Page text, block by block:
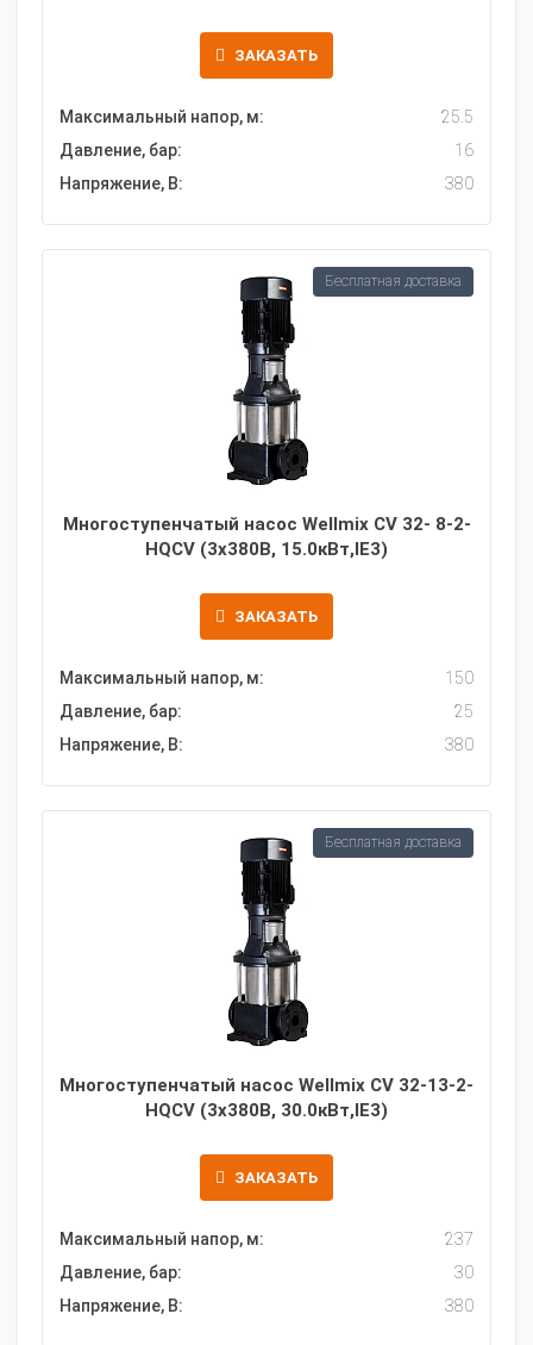
ЗАКАЗАТЬ
Максимальный напор, м:
25.5
Давление, бар:
16
Напряжение, В:
380
Многоступенчатый насос Wellmix CV 32- 8-2-
HQCV (3х380В, 15.0кВт,IE3)
ЗАКАЗАТЬ
Максимальный напор, м:
150
Давление, бар:
25
Напряжение, В:
380
Бесплатная доставка
Многоступенчатый насос Wellmix CV 32-13-2-
HQCV (3х380В, 30.0кВт,IE3)
ЗАКАЗАТЬ
Максимальный напор, м:
237
Давление, бар:
30
Напряжение, В:
380
Бесплатная доставка